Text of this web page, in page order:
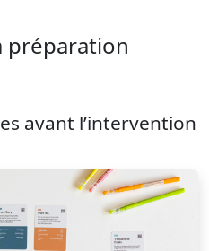
préparation
avant l’intervention